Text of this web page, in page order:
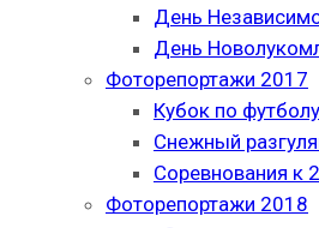
День
День
Фоторепортажи 2017
Кубок по
Снежный
Соревнования к
Фоторепортажи 2018